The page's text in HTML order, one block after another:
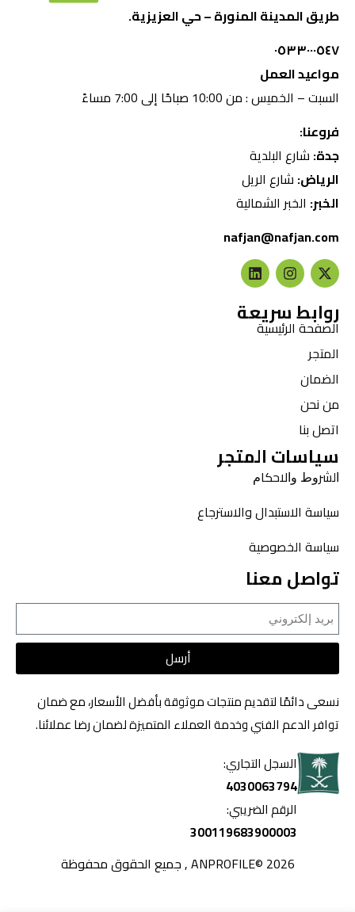
طريق المدينة المنورة – حي العزيزية.
٠٥٣٣٠٠٠٥٤٧
مواعيد العمل
السبت – الخميس : من 10:00 صباحًا إلى 7:00 مساءً
فروعنا:
جدة: شارع البلدية
الرياض: شارع الريل
الخبر: الخبر الشمالية
nafjan@nafjan.com
روابط سريعة
الصفحة الرئيسية
المتجر
الضمان
من نحن
اتصل بنا
سياسات المتجر
ﺍﻟﺸﺮﻭﻁ ﻭﺍﻻﺣﻜﺎﻡ
سياسة الاستبدال والاسترجاع
سياسة الخصوصية
تواصل معنا
أرسل
نسعى دائمًا لتقديم منتجات موثوقة بأفضل الأسعار، مع ضمان
توافر الدعم الفني وخدمة العملاء المتميزة لضمان رضا عملائنا.
السجل التجاري:
4030063794
الرقم الضريبي:
300119683900003
2026 ©ANPROFILE , جميع الحقوق محفوظة